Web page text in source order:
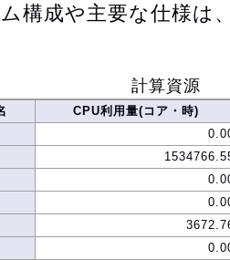
構成や主要な仕様は
計算資源
CPU利用量(コア・時)